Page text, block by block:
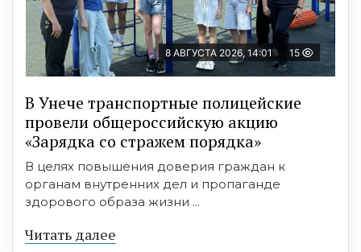
8 АВГУСТА 2026, 14:01 15
В Унече транспортные полицейские
провели общероссийскую акцию
«Зарядка со стражем порядка»
В целях повышения доверия граждан к
органам внутренних дел и пропаганде
здорового образа жизни ...
Читать далее